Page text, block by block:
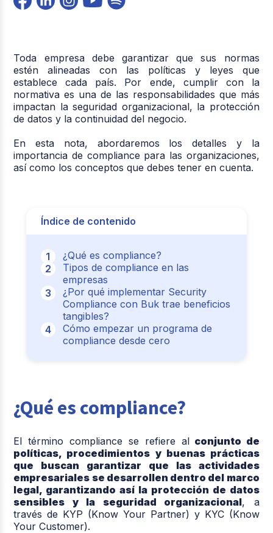
Toda empresa debe garantizar que sus normas
estén alineadas con las políticas y leyes que
establece cada país. Por ende, cumplir con la
normativa es una de las responsabilidades que más
impactan la seguridad organizacional, la protección
de datos y la continuidad del negocio.
En esta nota, abordaremos los detalles y la
importancia de compliance para las organizaciones,
así como los conceptos que debes tener en cuenta.
Índice de contenido
¿Qué es compliance?
Tipos de compliance en las
empresas
¿Por qué implementar Security
Compliance con Buk trae beneficios
tangibles?
Cómo empezar un programa de
compliance desde cero
¿Qué es compliance?
El término compliance se refiere alconjunto de
políticas, procedimientos y buenas prácticas
que buscan garantizar que las actividades
empresariales se desarrollen dentro del marco
legal, garantizando así la protección de datos
sensibles y la seguridad organizacional, a
través de KYP (Know Your Partner) y KYC (Know
Your Customer).